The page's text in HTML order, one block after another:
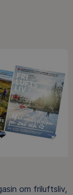
om friluftsliv,